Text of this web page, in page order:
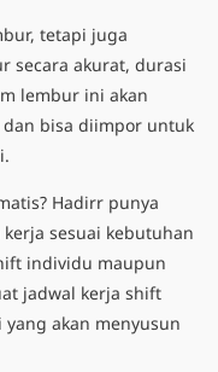
tetapi juga
secara akurat, durasi
lembur ini akan
bisa diimpor untuk
Hadirr punya
sesuai kebutuhan
individu maupun
jadwal kerja shift
akan menyusun